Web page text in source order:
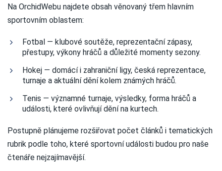
Na OrchidWebu najdete obsah věnovaný třem hlavním
sportovním oblastem:
Fotbal — klubové soutěže, reprezentační zápasy,
přestupy, výkony hráčů a důležité momenty sezony.
Hokej — domácí i zahraniční ligy, česká reprezentace,
turnaje a aktuální dění kolem známých hráčů.
Tenis — významné turnaje, výsledky, forma hráčů a
události, které ovlivňují dění na kurtech.
Postupně plánujeme rozšiřovat počet článků i tematických
rubrik podle toho, které sportovní události budou pro naše
čtenáře nejzajímavější.